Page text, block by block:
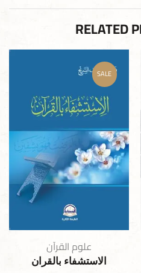
RELATED
SALE
علوم القرآن
الاستشفاء بالقران